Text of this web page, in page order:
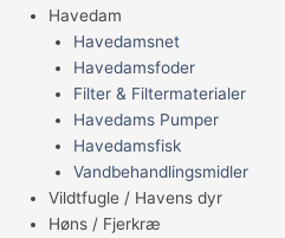
Havedam
Havedamsnet
Havedamsfoder
Filter & Filtermaterialer
Havedams Pumper
Havedamsfisk
Vandbehandlingsmidler
Vildtfugle / Havens dyr
Høns / Fjerkræ